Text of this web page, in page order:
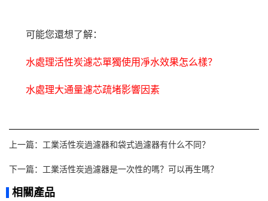
可能您還想了解：
水處理活性炭濾芯單獨使用凈水效果怎么樣？
水處理大通量濾芯疏堵影響因素
上一篇： 工業活性炭過濾器和袋式過濾器有什么不同？
下一篇： 工業活性炭過濾器是一次性的嗎？可以再生嗎？
相關產品